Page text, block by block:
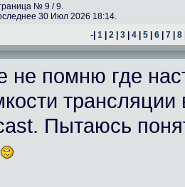
№ 9 / 9.
30 Июл 2026 18:14.
-|1 |2 |3 |4 |5 |6 |7 |8
помню где
трансляции
Пытаюсь